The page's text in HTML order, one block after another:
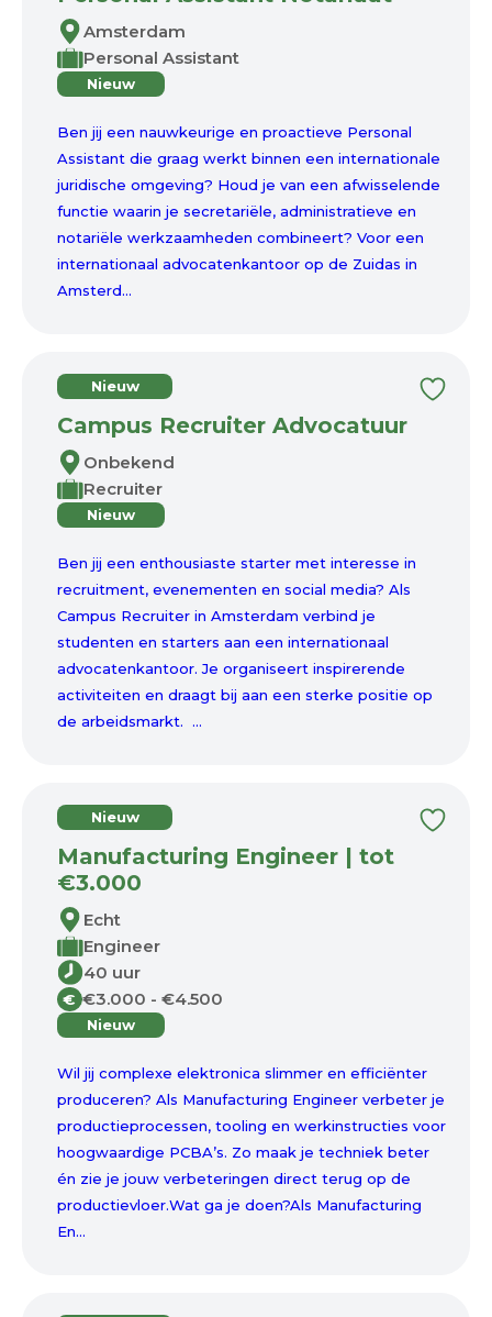
Amsterdam
Personal Assistant
Nieuw
Ben jij een nauwkeurige en proactieve Personal
Assistant die graag werkt binnen een internationale
juridische omgeving? Houd je van een afwisselende
functie waarin je secretariële, administratieve en
notariële werkzaamheden combineert? Voor een
internationaal advocatenkantoor op de Zuidas in
Amsterd...
Nieuw
Campus Recruiter Advocatuur
Onbekend
Recruiter
Nieuw
Ben jij een enthousiaste starter met interesse in
recruitment, evenementen en social media? Als
Campus Recruiter in Amsterdam verbind je
studenten en starters aan een internationaal
advocatenkantoor. Je organiseert inspirerende
activiteiten en draagt bij aan een sterke positie op
de arbeidsmarkt. ...
Nieuw
Manufacturing Engineer | tot
€3.000
Echt
Engineer
40 uur
€ €3.000 - €4.500
Nieuw
Wil jij complexe elektronica slimmer en efficiënter
produceren? Als Manufacturing Engineer verbeter je
productieprocessen, tooling en werkinstructies voor
hoogwaardige PCBA’s. Zo maak je techniek beter
én zie je jouw verbeteringen direct terug op de
productievloer.Wat ga je doen?Als Manufacturing
En...